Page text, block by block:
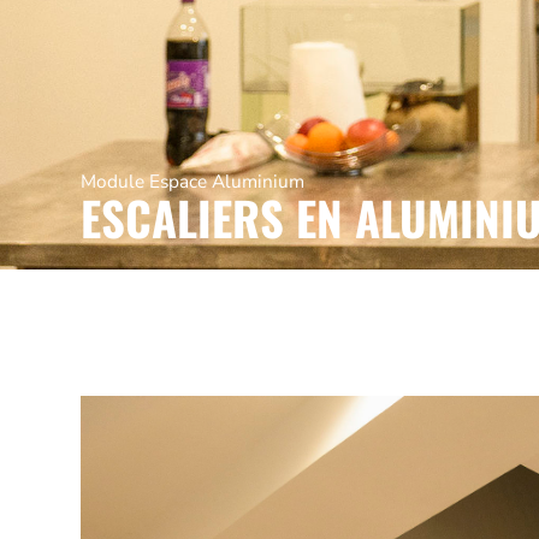
Module Espace Aluminium
ESCALIERS EN